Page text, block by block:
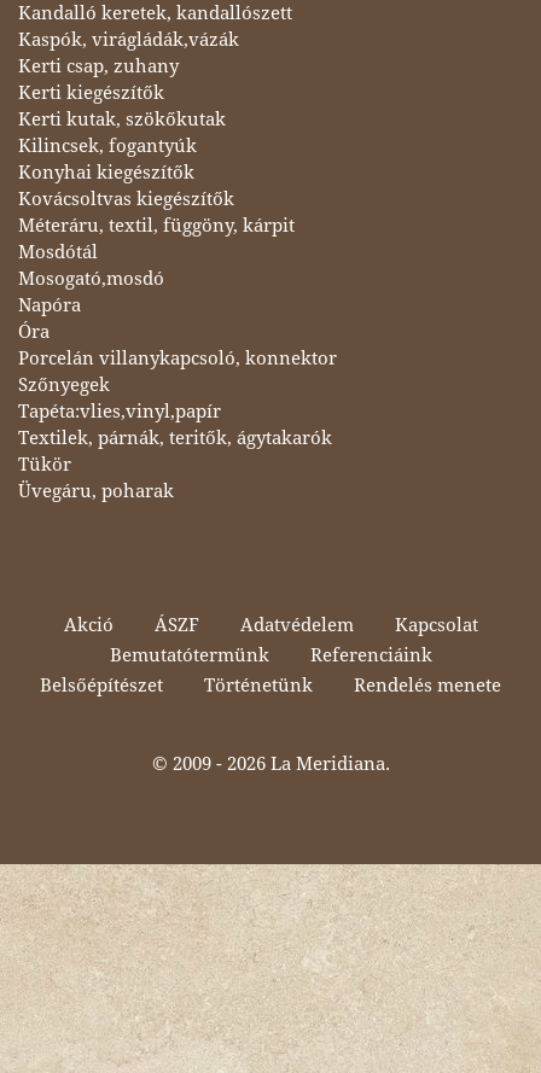
Kandalló keretek, kandallószett
Kaspók, virágládák,vázák
Kerti csap, zuhany
Kerti kiegészítők
Kerti kutak, szökőkutak
Kilincsek, fogantyúk
Konyhai kiegészítők
Kovácsoltvas kiegészítők
Méteráru, textil, függöny, kárpit
Mosdótál
Mosogató,mosdó
Napóra
Óra
Porcelán villanykapcsoló, konnektor
Szőnyegek
Tapéta:vlies,vinyl,papír
Textilek, párnák, teritők, ágytakarók
Tükör
Üvegáru, poharak
Akció ÁSZF Adatvédelem
Kapcsolat
Bemutatótermünk
Referenciáink
Belsőépítészet
Történetünk Rendelés menete
© 2009 - 2026 La Meridiana.